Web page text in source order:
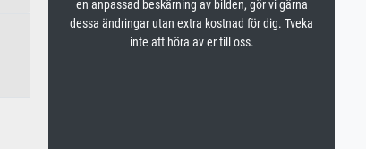
en anpassad beskärning av bilden, gör vi gärna
dessa ändringar utan extra kostnad för dig. Tveka
inte att höra av er till oss.